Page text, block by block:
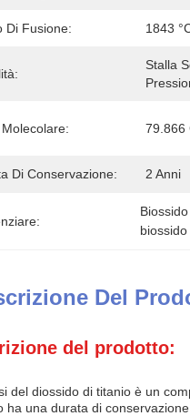
Di Fusione: 1843
Stalla
79.866
Di Conservazione: 2 Anni
Del
del prodotto:
del diossido di titanio è un
ha una durata di